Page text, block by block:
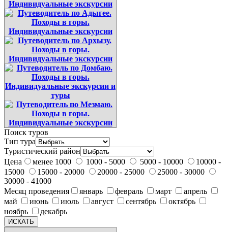
Поиск туров
Тип тура
Туристический район
Цена
менее 1000 1000 - 5000 5000 - 10000
10000 -
15000
15000 - 20000 20000 - 25000
25000 - 30000
30000 - 41000
Месяц проведения
январь февраль март
апрель
май
июнь июль август сентябрь
октябрь
ноябрь
декабрь